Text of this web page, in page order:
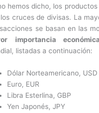
hemos dicho, los productos
cruces de divisas. La
se basan en las
importancia
listadas a continuación:
Dólar Norteamericano, USD
Euro, EUR
Libra Esterlina, GBP
Yen Japonés, JPY